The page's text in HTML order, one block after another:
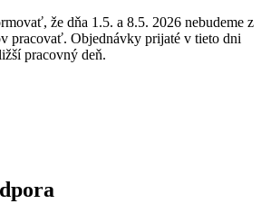
že dňa 1.5. a 8.5. 2026 nebudeme z
pracovať. Objednávky prijaté v tieto dni
pracovný deň.